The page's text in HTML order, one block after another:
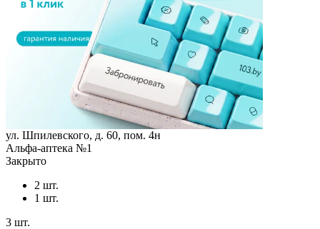
ул. Шпилевского, д. 60, пом. 4н
Альфа-аптека №1
Закрыто
2 шт.
1 шт.
3 шт.